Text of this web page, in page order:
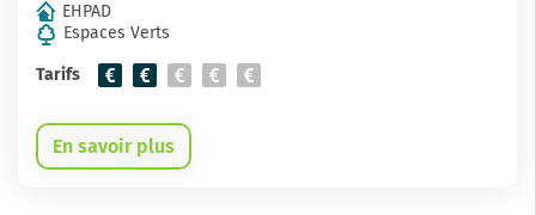
EHPAD
Espaces Verts
Tarifs
En savoir plus